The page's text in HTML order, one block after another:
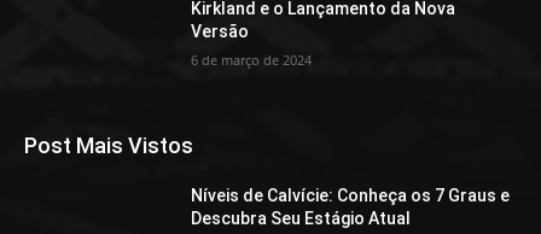
Kirkland e o Lançamento da Nova
Versão
6 de março de 2024
Post Mais Vistos
Níveis de Calvície: Conheça os 7 Graus e
Descubra Seu Estágio Atual